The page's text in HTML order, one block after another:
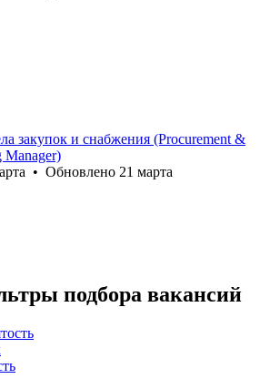
закупок и снабжения (Procurement &
Manager)
• Обновлено 21 марта
подбора вакансий